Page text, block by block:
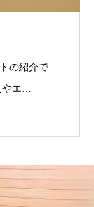
の紹介で
やエ…